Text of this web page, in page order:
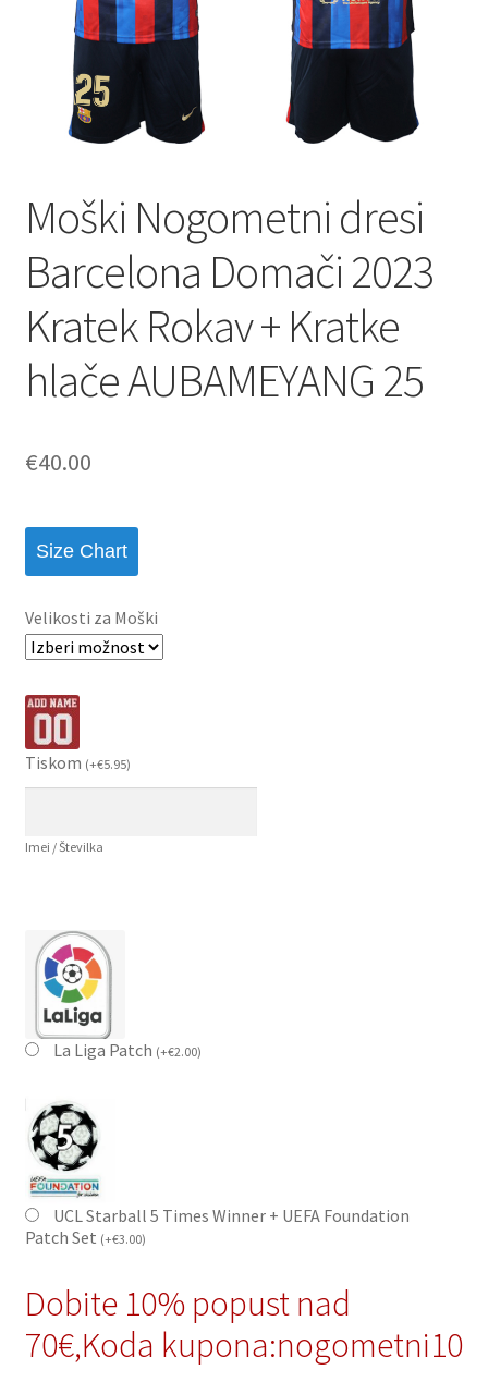
Moški Nogometni dresi
Barcelona Domači 2023
Kratek Rokav + Kratke
hlače AUBAMEYANG 25
€40.00
Size Chart
Velikosti za Moški
Tiskom (+€5.95)
Imei / Številka
La Liga Patch (+€2.00)
UCL Starball 5 Times Winner + UEFA Foundation
Patch Set (+€3.00)
Dobite 10% popust nad
70€,Koda kupona:nogometni10